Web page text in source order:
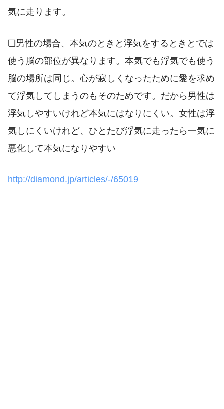
気に走ります。
❏男性の場合、本気のときと浮気をするときとでは
使う脳の部位が異なります。本気でも浮気でも使う
脳の場所は同じ。心が寂しくなったために愛を求め
て浮気してしまうのもそのためです。だから男性は
浮気しやすいけれど本気にはなりにくい。女性は浮
気しにくいけれど、ひとたび浮気に走ったら一気に
悪化して本気になりやすい
http://diamond.jp/articles/-/65019